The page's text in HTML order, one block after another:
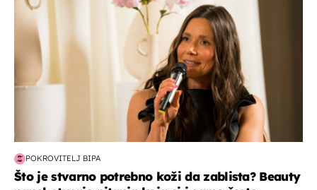
POKROVITELJ BIPA
Što je stvarno potrebno koži da zablista? Beauty